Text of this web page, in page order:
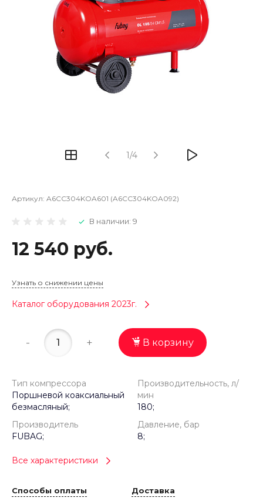
1/4
Артикул: A6CC304KOA601 (A6CC304KOA092)
В наличии: 9
12 540 руб.
Узнать о снижении цены
Каталог оборудования 2023г.
- + В корзину
Тип компрессора
Поршневой коаксиальный
безмасляный;
Производительность, л/
мин
180;
Производитель
FUBAG;
Давление, бар
8;
Все характеристики
Способы оплаты Доставка